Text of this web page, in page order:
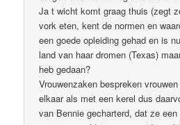
Ja t wicht komt graag thuis (zegt
vork eten, kent de normen en
een goede opleiding gehad en is
land van haar dromen (Texas)
heb gedaan?
Vrouwenzaken bespreken
elkaar als met een kerel dus
van Bennie gecharterd, dat ze